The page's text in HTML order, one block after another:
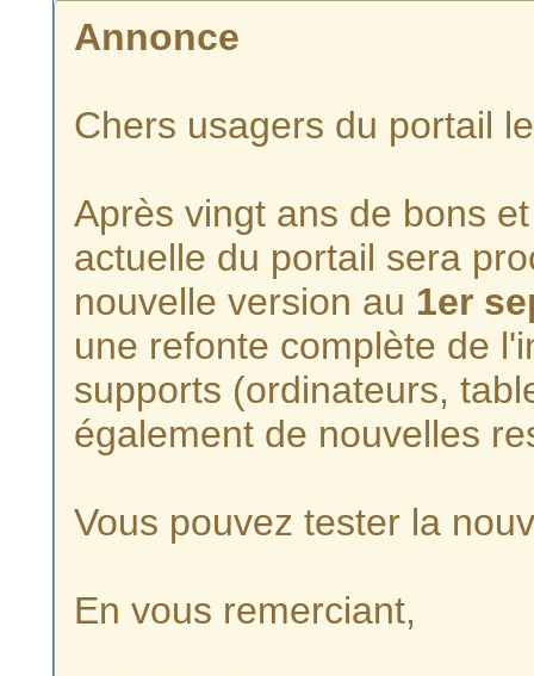
Annonce
Chers usagers du portail
Après vingt ans de bons
actuelle du portail sera
nouvelle version au 1er
une refonte complète de
supports (ordinateurs,
également de nouvelles
Vous pouvez tester la
En vous remerciant,